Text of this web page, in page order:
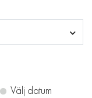
Välj datum